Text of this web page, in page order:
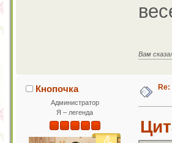
Вам
Кнопочка
Администратор
Я – легенда
Re: